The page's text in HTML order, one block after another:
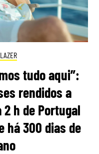
tudo aqui”:
rendidos a
h de Portugal
há 300 dias de